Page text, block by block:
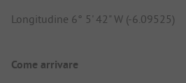
Longitudine 6° 5' 42" W (-6.09525)
Come arrivare